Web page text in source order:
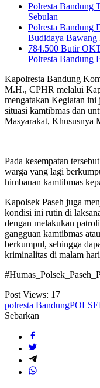
Polresta Bandung
Sebulan
Polresta Bandung
Budidaya Bawang
784.500 Butir
Polresta Bandung
Kapolresta Bandung
M.H., CPHR melalui
mengatakan Kegiatan
situasi kamtibmas dan
Masyarakat, Khususnya
Pada kesempatan
warga yang lagi
himbauan kamtibmas
Kapolsek Paseh juga
kondisi ini rutin di
dengan melakukan
gangguan kamtibmas
berkumpul, sehingga
kriminalitas di malam
Post Views: 17
polresta Bandung
Sebarkan